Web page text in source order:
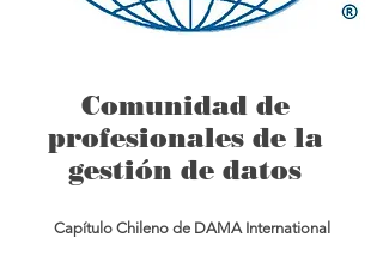
Comunidad de
profesionales de la
gestión de datos
Capítulo Chileno de DAMA International